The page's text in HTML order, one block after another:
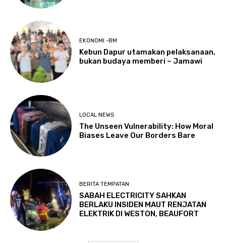
EKONOMI -BM
Kebun Dapur utamakan pelaksanaan,
bukan budaya memberi – Jamawi
LOCAL NEWS
The Unseen Vulnerability: How Moral
Biases Leave Our Borders Bare
BERITA TEMPATAN
SABAH ELECTRICITY SAHKAN
BERLAKU INSIDEN MAUT RENJATAN
ELEKTRIK DI WESTON, BEAUFORT